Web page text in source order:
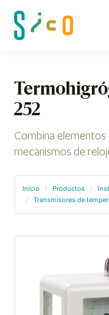
252
Combina elementos
mecanismos de
Inicio / Productos /
/
Transmisores de